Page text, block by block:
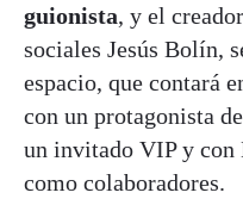
guionista, y el
sociales Jesús Bolín,
espacio, que contará
con un protagonista de
un invitado VIP y con
como colaboradores.